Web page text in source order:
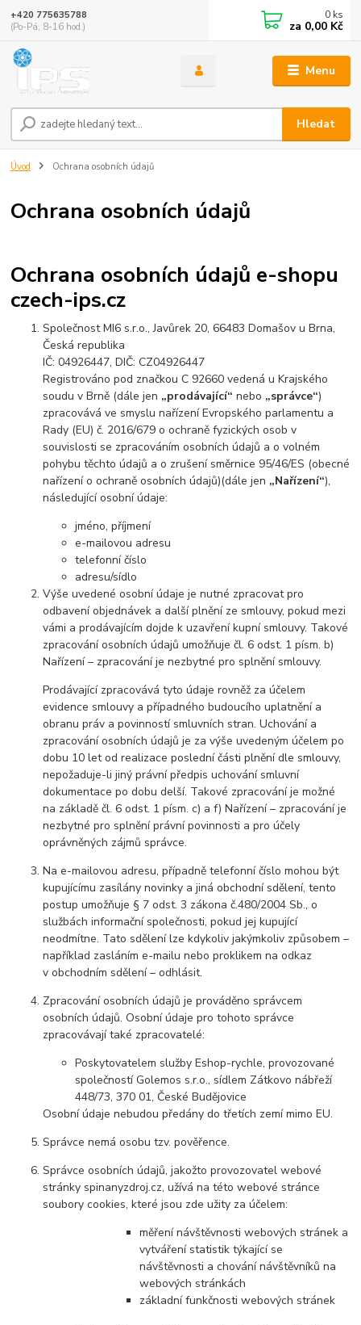
Menu
Hledat
+420 775635788
(Po-Pá, 8-16 hod.)
0 ks
za 0,00 Kč
Úvod Ochrana osobních údajů
Ochrana osobních údajů
Ochrana osobních údajů e-shopu
czech-ips.cz
Společnost MI6 s.r.o., Javůrek 20, 66483 Domašov u Brna,
Česká republika
IČ: 04926447, DIČ: CZ04926447
Registrováno pod značkou C 92660 vedená u Krajského
soudu v Brně (dále jen „prodávající“ nebo „správce“)
zpracovává ve smyslu nařízení Evropského parlamentu a
Rady (EU) č. 2016/679 o ochraně fyzických osob v
souvislosti se zpracováním osobních údajů a o volném
pohybu těchto údajů a o zrušení směrnice 95/46/ES (obecné
nařízení o ochraně osobních údajů)(dále jen „Nařízení“),
následující osobní údaje:
jméno, příjmení
e-mailovou adresu
telefonní číslo
adresu/sídlo
Výše uvedené osobní údaje je nutné zpracovat pro
odbavení objednávek a další plnění ze smlouvy, pokud mezi
vámi a prodávajícím dojde k uzavření kupní smlouvy. Takové
zpracování osobních údajů umožňuje čl. 6 odst. 1 písm. b)
Nařízení – zpracování je nezbytné pro splnění smlouvy.
Prodávající zpracovává tyto údaje rovněž za účelem
evidence smlouvy a případného budoucího uplatnění a
obranu práv a povinností smluvních stran. Uchování a
zpracování osobních údajů je za výše uvedeným účelem po
dobu 10 let od realizace poslední části plnění dle smlouvy,
nepožaduje-li jiný právní předpis uchování smluvní
dokumentace po dobu delší. Takové zpracování je možné
na základě čl. 6 odst. 1 písm. c) a f) Nařízení – zpracování je
nezbytné pro splnění právní povinnosti a pro účely
oprávněných zájmů správce.
Na e-mailovou adresu, případně telefonní číslo mohou být
kupujícímu zasílány novinky a jiná obchodní sdělení, tento
postup umožňuje § 7 odst. 3 zákona č.480/2004 Sb., o
službách informační společnosti, pokud jej kupující
neodmítne. Tato sdělení lze kdykoliv jakýmkoliv způsobem –
například zasláním e-mailu nebo proklikem na odkaz
v obchodním sdělení – odhlásit.
Zpracování osobních údajů je prováděno správcem
osobních údajů. Osobní údaje pro tohoto správce
zpracovávají také zpracovatelé:
Poskytovatelem služby Eshop-rychle, provozované
společností Golemos s.r.o., sídlem Zátkovo nábřeží
448/73, 370 01, České Budějovice
Osobní údaje nebudou předány do třetích zemí mimo EU.
Správce nemá osobu tzv. pověřence.
Správce osobních údajů, jakožto provozovatel webové
stránky spinanyzdroj.cz, užívá na této webové stránce
soubory cookies, které jsou zde užity za účelem:
měření návštěvnosti webových stránek a
vytváření statistik týkající se
návštěvnosti a chování návštěvníků na
webových stránkách
základní funkčnosti webových stránek